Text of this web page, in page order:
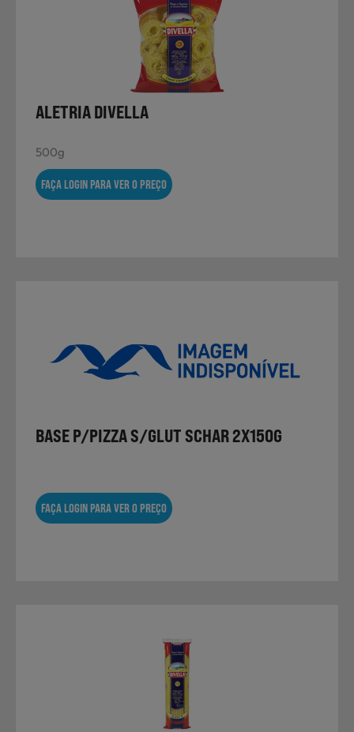
Não Alimentares
Refeições Prontas
Charcutaria e Enchidos
Laticínios, Ovos e Derivados
Mercearia
Padaria e Pastelaria
Produtos Vegetarianos
ALETRIA DIVELLA
500g
FAÇA LOGIN PARA VER O PREÇO
BASE P/PIZZA S/GLUT SCHAR 2X150G
FAÇA LOGIN PARA VER O PREÇO